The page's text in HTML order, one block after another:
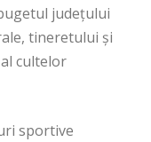
județului
tineretului și
cultelor
sportive